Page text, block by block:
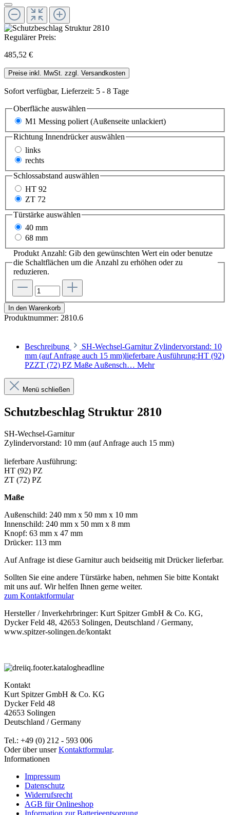
Regulärer Preis:
485,52 €
Preise inkl. MwSt. zzgl. Versandkosten
Sofort verfügbar, Lieferzeit: 5 - 8 Tage
Oberfläche auswählen
M1 Messing poliert (Außenseite unlackiert)
Richtung Innendrückerauswählen
links
rechts
Schlossabstand auswählen
HT 92
ZT 72
Türstärke auswählen
40 mm
68 mm
Produkt Anzahl: Gib den gewünschten Wert ein oder benutze
die Schaltflächen um die Anzahl zu erhöhen oder zu
reduzieren.
In den Warenkorb
Produktnummer: 2810.6
Beschreibung
SH-Wechsel-Garnitur Zylindervorstand: 10
mm (auf Anfrage auch 15 mm)lieferbare Ausführung:HT (92)
PZZT (72) PZ Maße Außensch… Mehr
Menü schließen
Schutzbeschlag Struktur 2810
SH-Wechsel-Garnitur
Zylindervorstand: 10 mm (auf Anfrage auch 15 mm)
lieferbare Ausführung:
HT (92) PZ
ZT (72) PZ
Maße
Außenschild: 240 mm x 50 mm x 10 mm
Innenschild: 240 mm x 50 mm x 8 mm
Knopf: 63 mm x 47 mm
Drücker: 113 mm
Auf Anfrage ist diese Garnitur auch beidseitig mit Drücker lieferbar.
Sollten Sie eine andere Türstärke haben, nehmen Sie bitte Kontakt
mit uns auf. Wir helfen Ihnen gerne weiter.
zum Kontaktformular
Hersteller / Inverkehrbringer: Kurt Spitzer GmbH & Co. KG,
Dycker Feld 48, 42653 Solingen, Deutschland / Germany,
www.spitzer-solingen.de/kontakt
Kontakt
Kurt Spitzer GmbH & Co. KG
Dycker Feld 48
42653 Solingen
Deutschland / Germany
Tel.: +49 (0) 212 - 593 006
Oder über unserKontaktformular.
Informationen
Impressum
Datenschutz
Widerrufsrecht
AGB für Onlineshop
Information zur Batterieentsorgung